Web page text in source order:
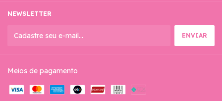
NEWSLETTER
Meios de pagamento